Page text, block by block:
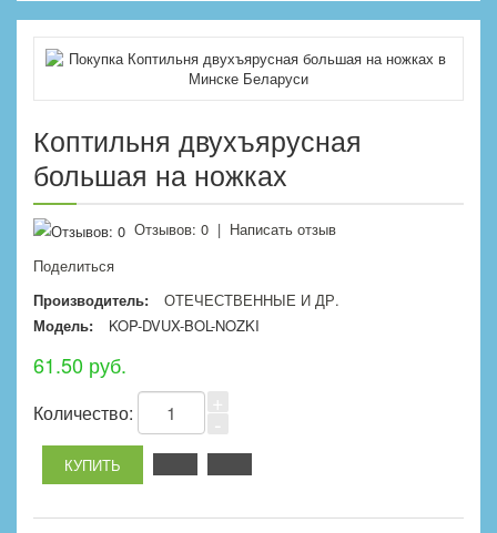
Коптильня двухъярусная
большая на ножках
Отзывов: 0 | Написать отзыв
Поделиться
Производитель:
ОТЕЧЕСТВЕННЫЕ И ДР.
Модель:
KOP-DVUX-BOL-NOZKI
61.50 руб.
Количество: